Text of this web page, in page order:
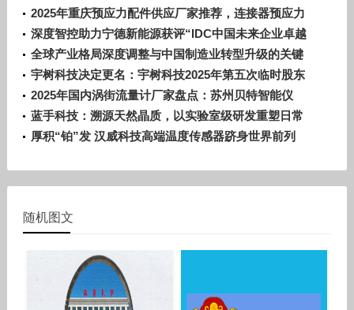
转型
2025年重庆预应力配件供应厂家推荐，连接器预应力
配件哪家好
深度智控助力宁德新能源获评“IDC中国未来企业卓越
奖”，以PhyAI驱动工业能效智控新范式
全球产业格局深度调整与中国制造业转型升级的关键
交汇点
宇树科技决定更名：宇树科技2025年第五次临时股东
会审议通过了《关于公司更名的议案》
2025年国内涡街流量计厂家盘点：苏州贝特智能仪
表，智能涡街流量计领军者
蓝手科技：溯源天然晶质，以实验室级研发重塑日常
生活美学
厚积“铂”发 汉威科技高端温度传感器跻身世界前列
随机图文